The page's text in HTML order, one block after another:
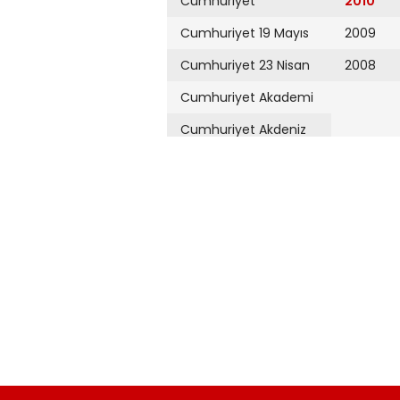
Cumhuriyet 19 Mayıs
Cumhuriyet 23 Nisan
Cumhuriyet Akademi
Cumhuriyet Akdeniz
Cumhuriyet Çevre
2009
2008